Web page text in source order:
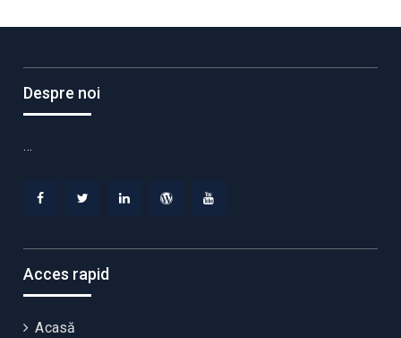
Despre noi
…
Acces rapid
Acasă